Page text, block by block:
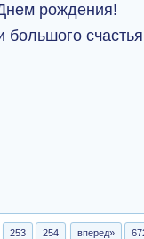
рождения!
большого
253 254 вперед»